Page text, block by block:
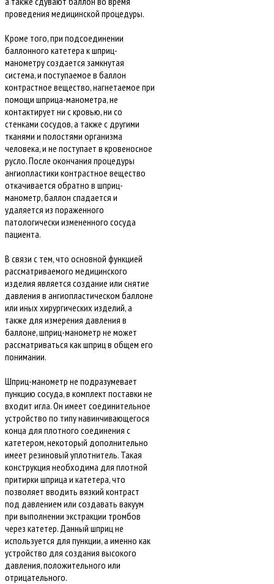
проведения медицинской процедуры.
Кроме того, при подсоединении
баллонного катетера к шприц-
манометру создается замкнутая
система, и поступаемое в баллон
контрастное вещество, нагнетаемое при
помощи шприца-манометра, не
контактирует ни с кровью, ни со
стенками сосудов, а также с другими
тканями и полостями организма
человека, и не поступает в кровеносное
русло. После окончания процедуры
ангиопластики контрастное вещество
откачивается обратно в шприц-
манометр, баллон спадается и
удаляется из пораженного
патологически измененного сосуда
пациента.
В связи с тем, что основной функцией
рассматриваемого медицинского
изделия является создание или снятие
давления в ангиопластическом баллоне
или иных хирургических изделий, а
также для измерения давления в
баллоне, шприц-манометр не может
рассматриваться как шприц в общем его
понимании.
Шприц-манометр не подразумевает
пункцию сосуда, в комплект поставки не
входит игла. Он имеет соединительное
устройство по типу навинчивающегося
конца для плотного соединения с
катетером, некоторый дополнительно
имеет резиновый уплотнитель. Такая
конструкция необходима для плотной
притирки шприца и катетера, что
позволяет вводить вязкий контраст
под давлением или создавать вакуум
при выполнении экстракции тромбов
через катетер. Данный шприц не
используется для пункции, а именно как
устройство для создания высокого
давления, положительного или
отрицательного.